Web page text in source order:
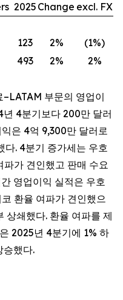
2025 Change excl. FX
123 2%
(1%)
493 2% 2%
부문의 영업이
4분기보다 200만 달러
은 4억 9,300만 달러로
다. 4분기 증가세는 우호
가 견인했고 판매 수요
영업이익 실적은 우호
환율 여파가 견인했으
상쇄했다. 환율 여파를 제
2025년 4분기에 1% 하
승했다.